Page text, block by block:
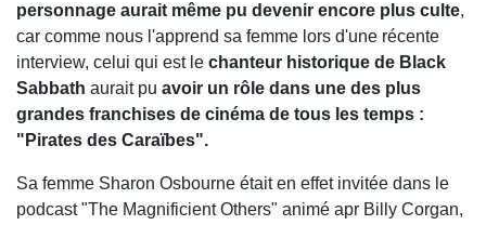
personnage aurait même pu devenir encore plus culte,
car comme nous l'apprend sa femme lors d'une récente
interview, celui qui est le chanteur historique de Black
Sabbath aurait pu avoir un rôle dans une des plus
grandes franchises de cinéma de tous les temps :
"Pirates des Caraïbes".
Sa femme Sharon Osbourne était en effet invitée dans le
podcast "The Magnificient Others" animé apr Billy Corgan,